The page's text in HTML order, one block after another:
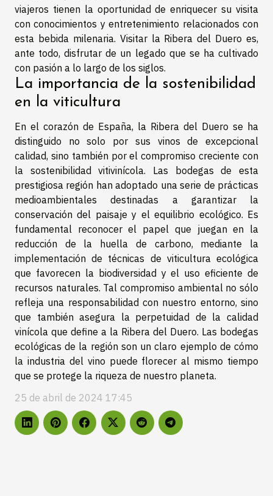
viajeros tienen la oportunidad de enriquecer su visita
con conocimientos y entretenimiento relacionados con
esta bebida milenaria. Visitar la Ribera del Duero es,
ante todo, disfrutar de un legado que se ha cultivado
con pasión a lo largo de los siglos.
La importancia de la sostenibilidad
en la viticultura
En el corazón de España, la Ribera del Duero se ha
distinguido no solo por sus vinos de excepcional
calidad, sino también por el compromiso creciente con
la sostenibilidad vitivinícola. Las bodegas de esta
prestigiosa región han adoptado una serie de prácticas
medioambientales destinadas a garantizar la
conservación del paisaje y el equilibrio ecológico. Es
fundamental reconocer el papel que juegan en la
reducción de la huella de carbono, mediante la
implementación de técnicas de viticultura ecológica
que favorecen la biodiversidad y el uso eficiente de
recursos naturales. Tal compromiso ambiental no sólo
refleja una responsabilidad con nuestro entorno, sino
que también asegura la perpetuidad de la calidad
vinícola que define a la Ribera del Duero. Las bodegas
ecológicas de la región son un claro ejemplo de cómo
la industria del vino puede florecer al mismo tiempo
que se protege la riqueza de nuestro planeta.
25 de abril de 2024 17:45